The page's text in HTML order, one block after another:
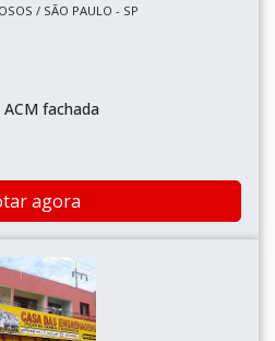
/ SÃO PAULO - SP
ACM fachada
agora